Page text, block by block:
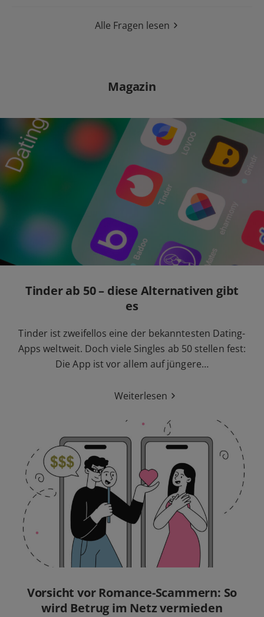
Alle Fragen lesen
Magazin
Tinder ab 50 – diese Alternativen gibt
es
Tinder ist zweifellos eine der bekanntesten Dating-
Apps weltweit. Doch viele Singles ab 50 stellen fest:
Die App ist vor allem auf jüngere…
Weiterlesen
Vorsicht vor Romance-Scammern: So
wird Betrug im Netz vermieden